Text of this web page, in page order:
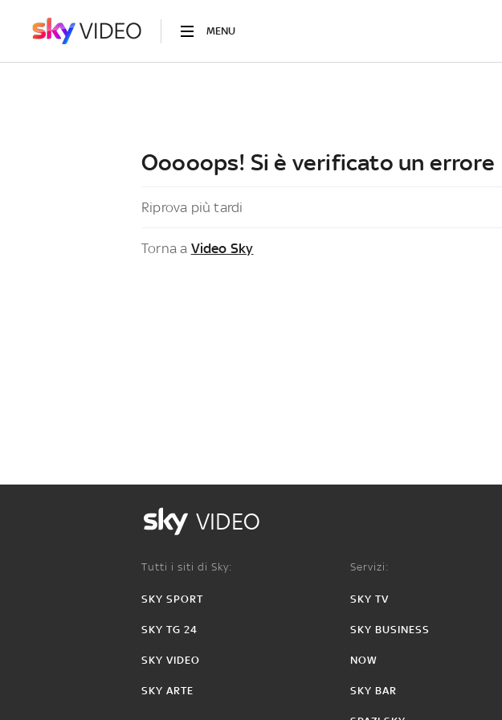
MENU
Ooooops! Si è verificato un errore
Riprova più tardi
Torna a Video Sky
VIDEO
Tutti i siti di Sky:
SKY SPORT
SKY TG 24
SKY VIDEO
SKY ARTE
Servizi:
SKY TV
SKY BUSINESS
NOW
SKY BAR